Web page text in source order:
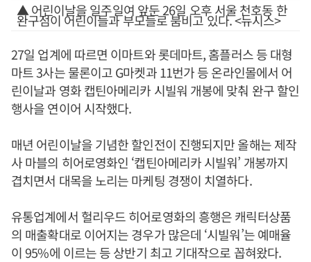
▲ 어린이날을 일주일여 앞둔 26일 오후 서울 천호동 한
완구점이 어린이들과 부모들로 붐비고 있다. <뉴시스>
27일 업계에 따르면 이마트와 롯데마트, 홈플러스 등 대형
마트 3사는 물론이고 G마켓과 11번가 등 온라인몰에서 어
린이날과 영화 캡틴아메리카 시빌워 개봉에 맞춰 완구 할인
행사을 연이어 시작했다.
매년 어린이날을 기념한 할인전이 진행되지만 올해는 제작
사 마블의 히어로영화인 ‘캡틴아메리카 시빌워’ 개봉까지
겹치면서 대목을 노리는 마케팅 경쟁이 치열하다.
유통업계에서 헐리우드 히어로영화의 흥행은 캐릭터상품
의 매출확대로 이어지는 경우가 많은데 ‘시빌워’는 예매율
이 95%에 이르는 등 상반기 최고 기대작으로 꼽혀왔다.